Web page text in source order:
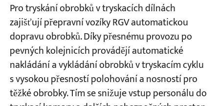
Pro tryskání obrobků v tryskacích dílnách
zajišťují přepravní vozíky RGV automatickou
dopravu obrobků. Díky přesnému provozu po
pevných kolejnicích provádějí automatické
nakládání a vykládání obrobků v tryskacím cyklu
s vysokou přesností polohování a nosností pro
těžké obrobky. Tím se snižuje vstup personálu do